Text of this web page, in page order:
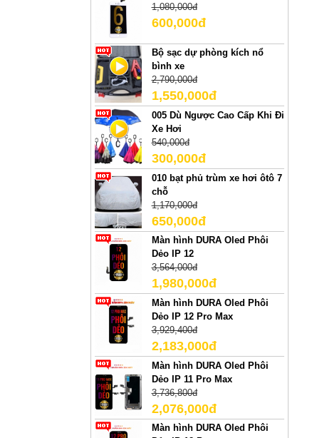
1,080,000đ
600,000đ
Bộ sạc dự phòng kích nổ
bình xe
2,790,000đ
1,550,000đ
005 Dù Ngược Cao Cấp Khi Đi
Xe Hơi
540,000đ
300,000đ
010 bạt phủ trùm xe hơi ôtô 7
chỗ
1,170,000đ
650,000đ
Màn hình DURA Oled Phôi
Dẻo IP 12
3,564,000đ
1,980,000đ
Màn hình DURA Oled Phôi
Dẻo IP 12 Pro Max
3,929,400đ
2,183,000đ
Màn hình DURA Oled Phôi
Dẻo IP 11 Pro Max
3,736,800đ
2,076,000đ
Màn hình DURA Oled Phôi